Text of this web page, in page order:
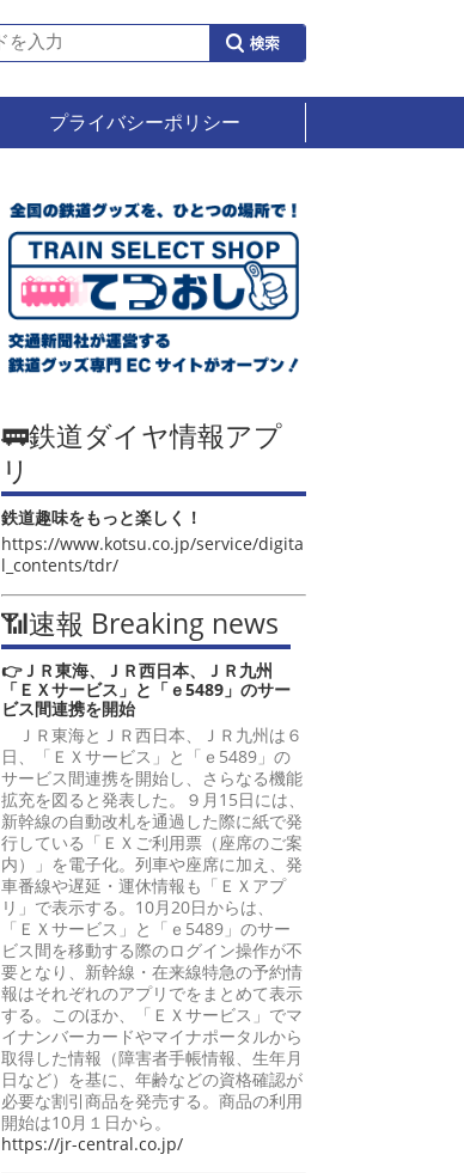
プライバシーポリシー
🚃鉄道ダイヤ情報アプ
リ
鉄道趣味をもっと楽しく！
https://www.kotsu.co.jp/service/digita
l_contents/tdr/
📶速報 Breaking news
👉ＪＲ東海、ＪＲ西日本、ＪＲ九州
「ＥＸサービス」と「ｅ5489」のサー
ビス間連携を開始
ＪＲ東海とＪＲ西日本、ＪＲ九州は６
日、「ＥＸサービス」と「ｅ5489」の
サービス間連携を開始し、さらなる機能
拡充を図ると発表した。９月15日には、
新幹線の自動改札を通過した際に紙で発
行している「ＥＸご利用票（座席のご案
内）」を電子化。列車や座席に加え、発
車番線や遅延・運休情報も「ＥＸアプ
リ」で表示する。10月20日からは、
「ＥＸサービス」と「ｅ5489」のサー
ビス間を移動する際のログイン操作が不
要となり、新幹線・在来線特急の予約情
報はそれぞれのアプリでをまとめて表示
する。このほか、「ＥＸサービス」でマ
イナンバーカードやマイナポータルから
取得した情報（障害者手帳情報、生年月
日など）を基に、年齢などの資格確認が
必要な割引商品を発売する。商品の利用
開始は10月１日から。
https://jr-central.co.jp/